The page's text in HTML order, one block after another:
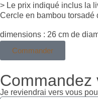
> Le prix indiqué inclus la
Cercle en bambou torsadé
dimensions : 26 cm de
Commander
Commandez
Je reviendrai vers vous